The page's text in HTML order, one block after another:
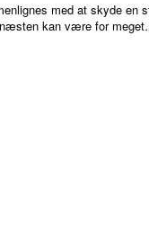
med at skyde en
næsten kan være for